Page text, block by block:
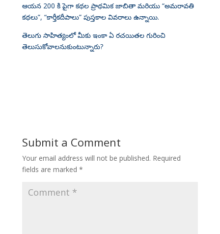
ఆయన 200 కి పైగా కథల ప్రాథమిక జాబితా మరియు “అమరావతి
కథలు”, “కార్తీకదీపాలు” పుస్తకాల వివరాలు ఉన్నాయి.
తెలుగు సాహిత్యంలో మీకు ఇంకా ఏ రచయితల గురించి
తెలుసుకోవాలనుకుంటున్నారు?
Submit a Comment
Your email address will not be published. Required
fields are marked *